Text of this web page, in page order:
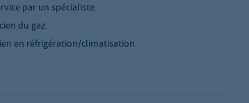
par un spécialiste.
du gaz.
en réfrigération/climatisation.